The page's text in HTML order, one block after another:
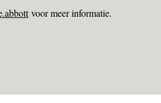
voor meer informatie.